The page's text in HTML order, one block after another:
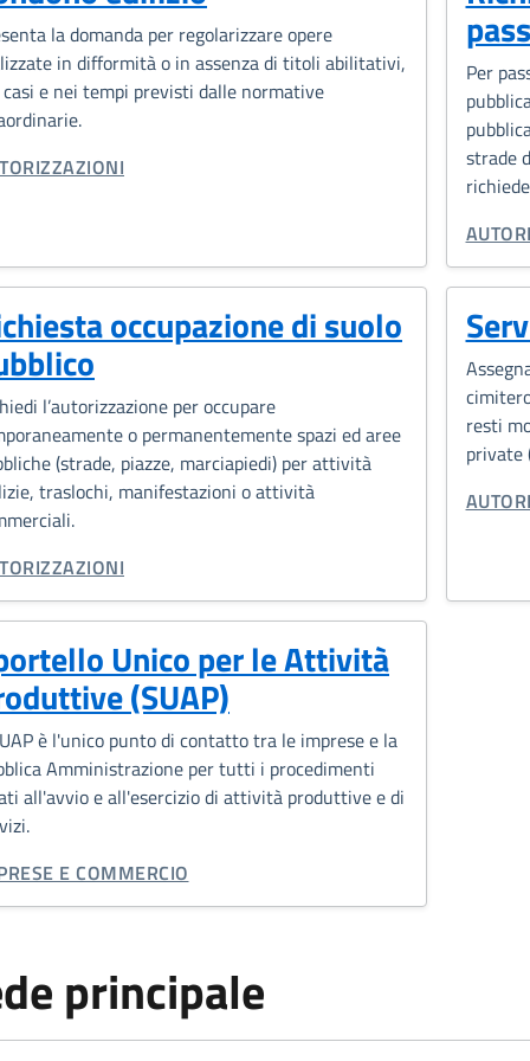
la domanda per regolarizzare opere
in difformità o in assenza di titoli abilitativi,
e nei tempi previsti dalle normative
CORRELATA:
Per
strade
occupazione di suolo
l’autorizzazione per occupare
o permanentemente spazi ed aree
(strade, piazze, marciapiedi) per attività
traslochi, manifestazioni o attività
CORRELATA:
resti
private
Unico per le Attività
(SUAP)
è l'unico punto di contatto tra le imprese e la
Amministrazione per tutti i procedimenti
all'avvio e all'esercizio di attività produttive e di
CORRELATA:
E COMMERCIO
principale